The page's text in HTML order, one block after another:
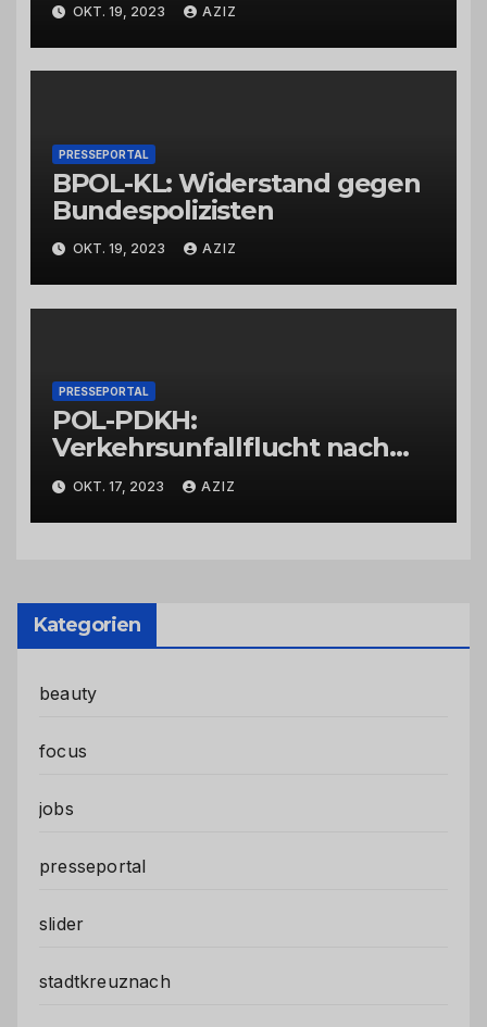
Feierabendverkehr
OKT. 19, 2023 AZIZ
PRESSEPORTAL
BPOL-KL: Widerstand gegen
Bundespolizisten
OKT. 19, 2023 AZIZ
PRESSEPORTAL
POL-PDKH:
Verkehrsunfallflucht nach
Abbiegevorgang
OKT. 17, 2023 AZIZ
Kategorien
beauty
focus
jobs
presseportal
slider
stadtkreuznach